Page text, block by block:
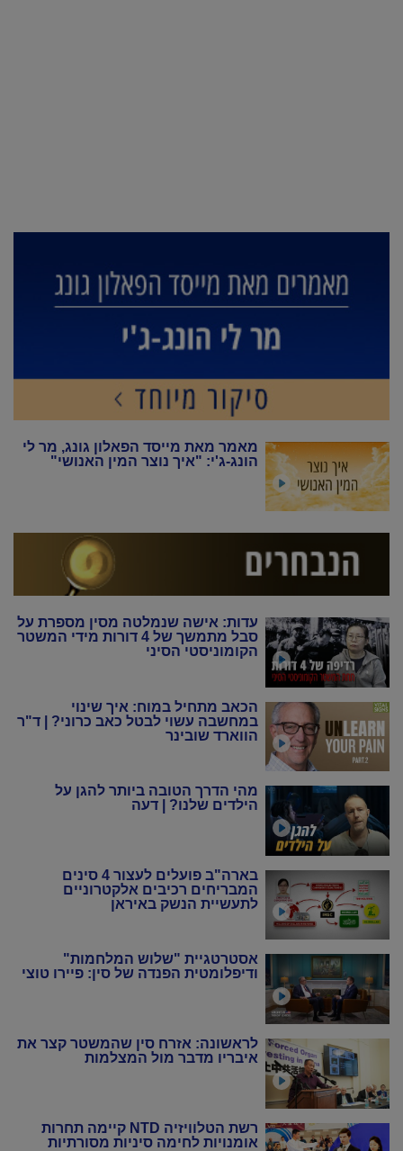
מאמר מאת מייסד הפאלון גונג, מר לי
הונג-ג'י: "איך נוצר המין האנושי"
עדות: אישה שנמלטה מסין מספרת על
סבל מתמשך של 4 דורות מידי המשטר
הקומוניסטי הסיני
הכאב מתחיל במוח: איך שינוי
במחשבה עשוי לבטל כאב כרוני? | ד"ר
הווארד שובינר
מהי הדרך הטובה ביותר להגן על
הילדים שלנו? | דעה
בארה"ב פועלים לעצור 4 סינים
המבריחים רכיבים אלקטרוניים
לתעשיית הנשק באיראן
אסטרטגיית "שלוש המלחמות"
ודיפלומטית הפנדה של סין: פיירו טוצי
לראשונה: אזרח סין שהמשטר קצר את
איבריו מדבר מול המצלמות
רשת הטלוויזיה NTD קיימה תחרות
אומנויות לחימה סיניות מסורתיות